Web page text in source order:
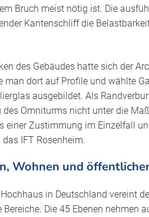
Bruch meist nötig ist. Die
Kantenschliff die
des Gebäudes hatte sich der
man dort auf Profile und wählte
ausgebildet. Als
des Omniturms nicht unter die
einer Zustimmung im Einzelfall
IFT Rosenheim.
Wohnen und
in Deutschland vereint
Die 45 Ebenen nehmen